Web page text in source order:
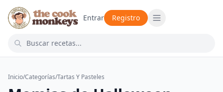
Entrar Registro
Inicio/Categorías/Tartas Y Pasteles